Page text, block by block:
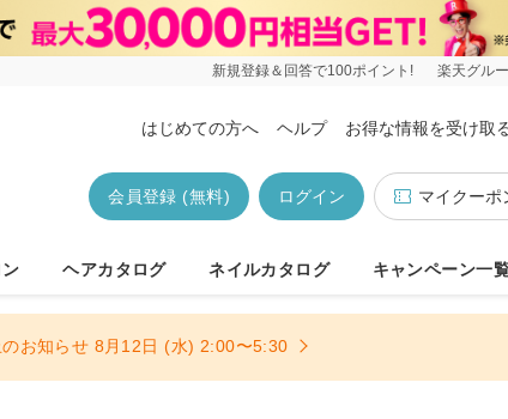
新規登録＆回答で100ポイント! 楽天グル
はじめての方へ ヘルプ お得な情報を受け取
マイクーポ
ログイン
会員登録 (無料)
ヘアカタログ ネイルカタログ キャンペーン一
お知らせ 8月12日 (水) 2:00〜5:30